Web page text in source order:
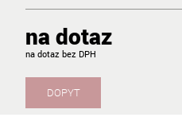
na dotaz
na dotaz
DOPYT